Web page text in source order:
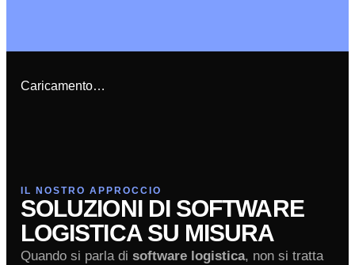
Caricamento…
IL NOSTRO APPROCCIO
SOLUZIONI DI SOFTWARE
LOGISTICA SU MISURA
Quando si parla di software logistica, non si tratta